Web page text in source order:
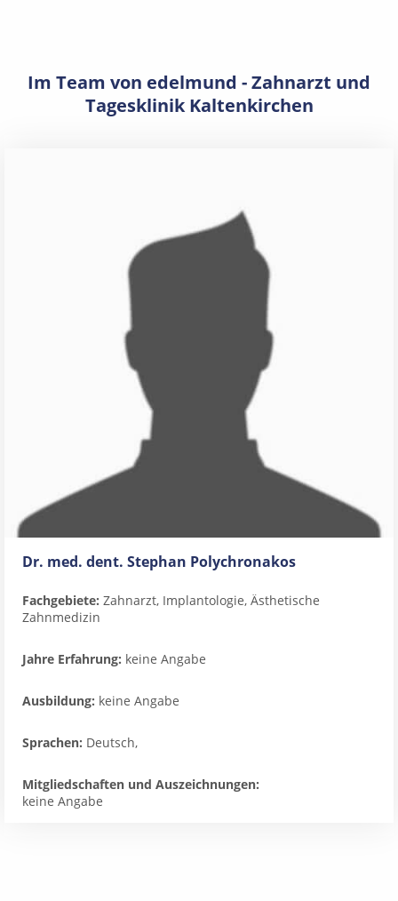
Im Team von edelmund - Zahnarzt und
Tagesklinik Kaltenkirchen
Dr. med. dent. Stephan Polychronakos
Fachgebiete: Zahnarzt, Implantologie, Ästhetische
Zahnmedizin
Jahre Erfahrung: keine Angabe
Ausbildung: keine Angabe
Sprachen: Deutsch,
Mitgliedschaften und Auszeichnungen:
keine Angabe